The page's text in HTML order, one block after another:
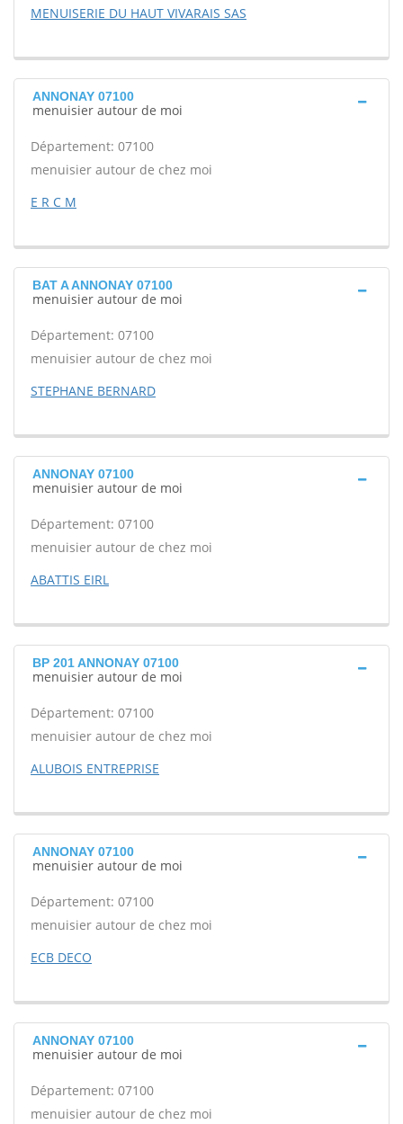
MENUISERIE DU HAUT VIVARAIS SAS
ANNONAY 07100
menuisier autour de moi
Département: 07100
menuisier autour de chez moi
E R C M
BAT A ANNONAY 07100
menuisier autour de moi
Département: 07100
menuisier autour de chez moi
STEPHANE BERNARD
ANNONAY 07100
menuisier autour de moi
Département: 07100
menuisier autour de chez moi
ABATTIS EIRL
BP 201 ANNONAY 07100
menuisier autour de moi
Département: 07100
menuisier autour de chez moi
ALUBOIS ENTREPRISE
ANNONAY 07100
menuisier autour de moi
Département: 07100
menuisier autour de chez moi
ECB DECO
ANNONAY 07100
menuisier autour de moi
Département: 07100
menuisier autour de chez moi